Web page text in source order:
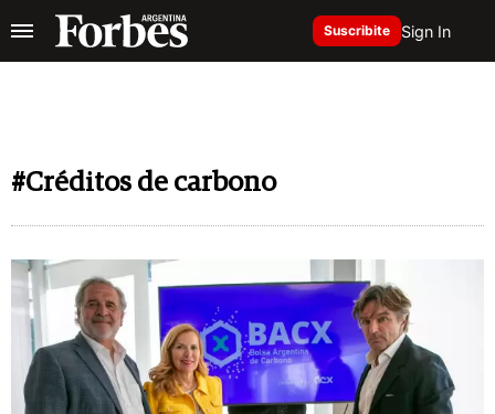
Suscribite Sign In
#Créditos de carbono